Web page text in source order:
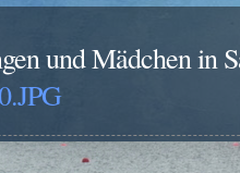
und Mädchen in